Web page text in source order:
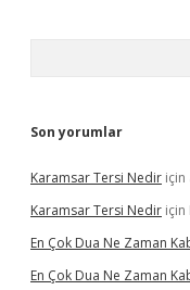
Son yorumlar
Karamsar Tersi Nedir için
Karamsar Tersi Nedir için
En Çok Dua Ne Zaman
En Çok Dua Ne Zaman